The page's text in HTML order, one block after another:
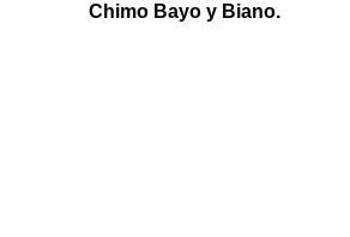
Chimo Bayo y Biano.